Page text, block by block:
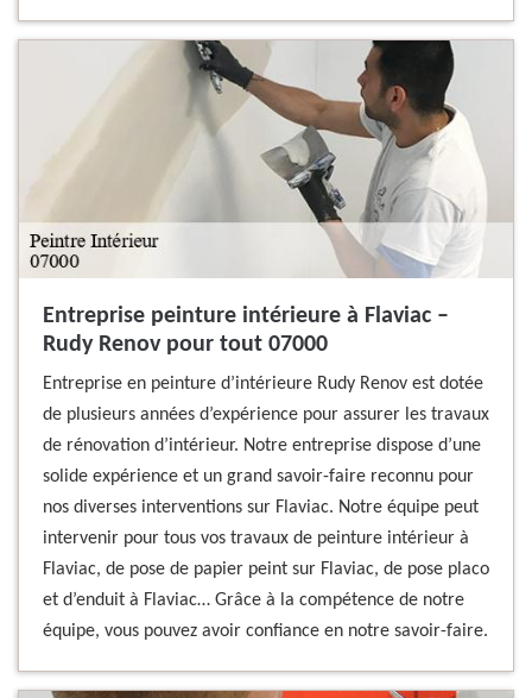
Entreprise peinture intérieure à Flaviac –
Rudy Renov pour tout 07000
Entreprise en peinture d’intérieure Rudy Renov est dotée
de plusieurs années d’expérience pour assurer les travaux
de rénovation d’intérieur. Notre entreprise dispose d’une
solide expérience et un grand savoir-faire reconnu pour
nos diverses interventions sur Flaviac. Notre équipe peut
intervenir pour tous vos travaux de peinture intérieur à
Flaviac, de pose de papier peint sur Flaviac, de pose placo
et d’enduit à Flaviac… Grâce à la compétence de notre
équipe, vous pouvez avoir confiance en notre savoir-faire.